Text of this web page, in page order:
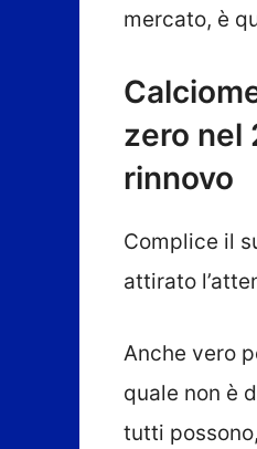
mercato, è
zero nel
rinnovo
Complice il
attirato
Anche vero
quale non è
tutti